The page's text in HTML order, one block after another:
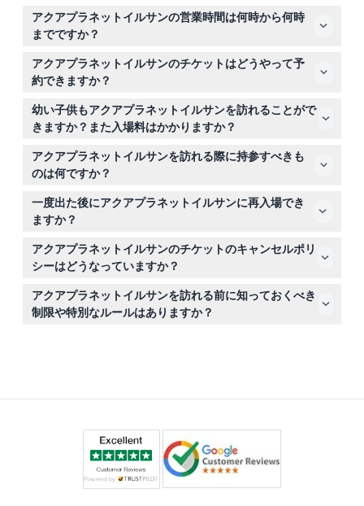
アクアプラネットイルサンの営業時間は何時から何時
までですか？
アクアプラネットイルサンは毎日午前10時から午後6時ま
で営業しており、最終入場は午後5時です（変更されるこ
とがありますので、ご予約時にご確認ください）。
アクアプラネットイルサンのチケットはどうやって予
約できますか？
このウェブサイトのオンライン予約システムを利用して、
希望の日に確実に入場できるよう、簡単かつ安全にアクア
プラネットイルサンのチケットを予約できます。
幼い子供もアクアプラネットイルサンを訪れることがで
きますか？また入場料はかかりますか？
0歳から2歳までの子供はアクアプラネットイルサンに無
料で入場でき、家族連れにとって素晴らしいお出かけスポ
ットです。
アクアプラネットイルサンを訪れる際に持参すべきも
のは何ですか？
快適な歩きやすい靴、水中の素晴らしい景色を撮影するた
めのカメラ、そして水や軽食などの個人的な必需品を持参
してください。チケットには追加費用は含まれていませ
ん。
一度出た後にアクアプラネットイルサンに再入場でき
ますか？
いいえ。アクアプラネットイルサンでは再入場はできませ
んので、一度にすべてを楽しめるよう計画を立ててくださ
い。
アクアプラネットイルサンのチケットのキャンセルポリ
シーはどうなっていますか？
アクアプラネットイルサンのチケットは払い戻し不可であ
り、キャンセルもできません。ご予約いただいた日に必ず
ご利用ください。
アクアプラネットイルサンを訪れる前に知っておくべき
制限や特別なルールはありますか？